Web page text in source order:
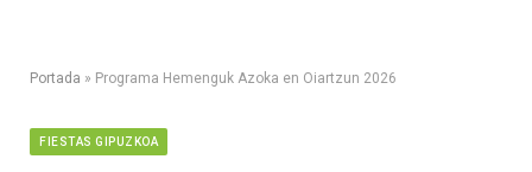
Portada » Programa Hemenguk Azoka en Oiartzun 2026
FIESTAS GIPUZKOA